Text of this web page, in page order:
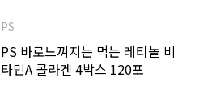
PS
PS 바로느껴지는 먹는 레티놀 비
타민A 콜라겐 4박스 120포